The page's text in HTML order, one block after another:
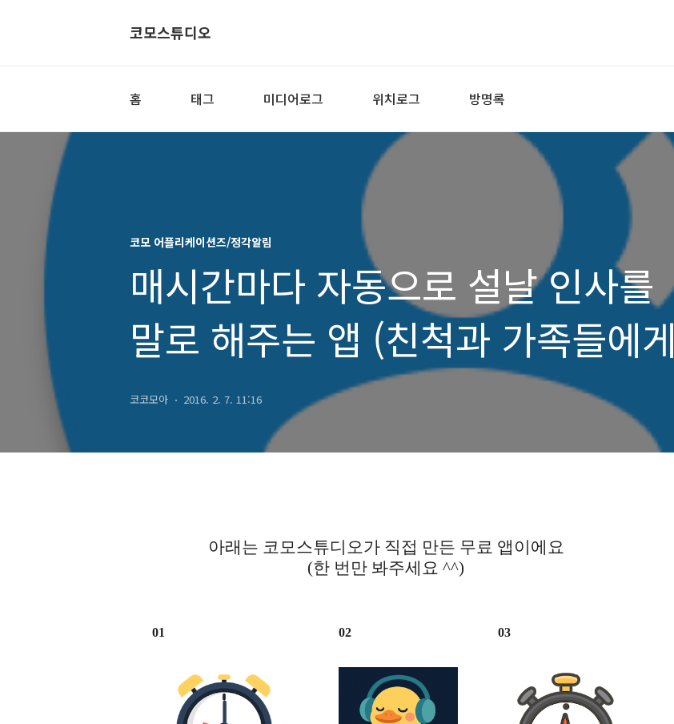
코모스튜디오
홈 태그 미디어로그 위치로그 방명록
코모 어플리케이션즈/정각알림
매시간마다 자동으로 설날 인사를
말로 해주는 앱 (친척과 가족들에게
따뜻한 마음을 대신 전해보세요!)
코코모아 2016. 2. 7. 11:16
아래는 코모스튜디오가 직접 만든 무료 앱이에요
(한 번만 봐주세요 ^^)
01 02 03